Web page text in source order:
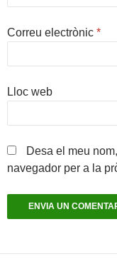
Correu electrònic *
Lloc web
Desa el meu
navegador per a la